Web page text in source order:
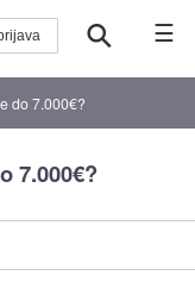
☰
do 7.000€?
7.000€?